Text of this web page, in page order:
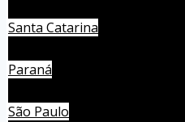
Santa Catarina
Paraná
São Paulo